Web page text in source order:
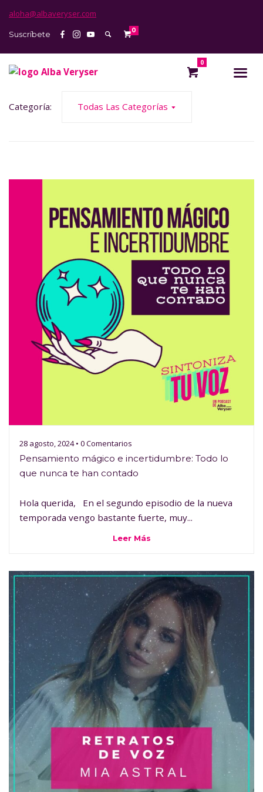
aloha@albaveryser.com
Suscríbete 0
0
Categoría: Todas Las Categorías
28 agosto, 2024 • 0 Comentarios
Pensamiento mágico e incertidumbre: Todo lo
que nunca te han contado
Hola querida, En el segundo episodio de la nueva
temporada vengo bastante fuerte, muy...
Leer Más